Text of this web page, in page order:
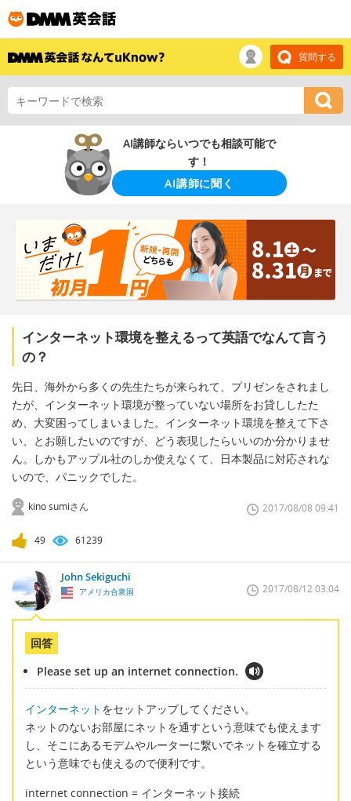
質問する
AI講師ならいつでも相談可能で
す！
AI講師に聞く
インターネット環境を整えるって英語でなんて言う
の？
先日、海外から多くの先生たちが来られて、プリゼンをされまし
たが、インターネット環境が整っていない場所をお貸ししたた
め、大変困ってしまいました。インターネット環境を整えて下さ
い、とお願したいのですが、どう表現したらいいのか分かりませ
ん。しかもアップル社のしか使えなくて、日本製品に対応されな
いので、パニックでした。
kino sumiさん 2017/08/08 09:41
49 61239
John Sekiguchi
アメリカ合衆国 2017/08/12 03:04
回答
Please set up an internet connection.
インターネット をセットアップしてください。
ネットのないお部屋にネットを通すという意味でも使えます
し、そこにあるモデムやルーターに繋いでネットを確立する
という意味でも使えるので便利です。
internet connection = インターネット接続